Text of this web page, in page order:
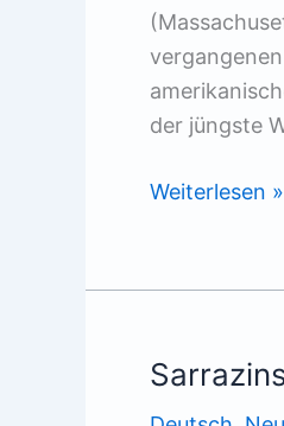
der jüngste
Amerikas
dem
Dip‘
Weiterlesen »